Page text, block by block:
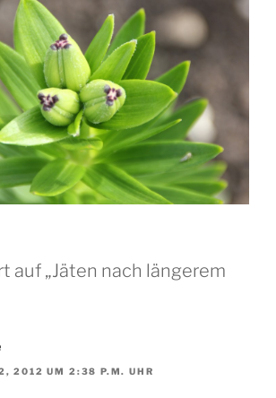
auf „Jäten nach längerem
2012 UM 2:38 P.M. UHR